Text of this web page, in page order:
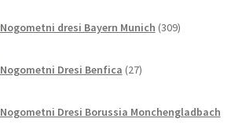
Nogometni dresi Bayern Munich 309izdelkov
Nogometni Dresi Benfica 27izdelkov
Nogometni Dresi Borussia Monchengladbach